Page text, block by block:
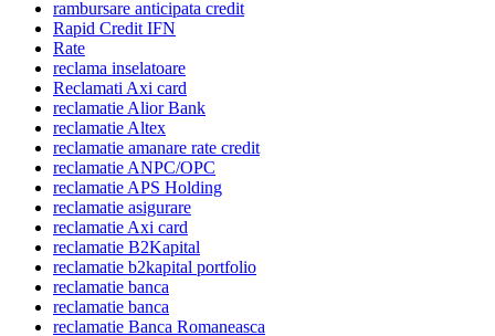
rambursare anticipata credit
Rapid Credit IFN
Rate
reclama inselatoare
Reclamati Axi card
reclamatie Alior Bank
reclamatie Altex
reclamatie amanare rate credit
reclamatie ANPC/OPC
reclamatie APS Holding
reclamatie asigurare
reclamatie Axi card
reclamatie B2Kapital
reclamatie b2kapital portfolio
reclamatie banca
reclamatie banca
reclamatie Banca Romaneasca